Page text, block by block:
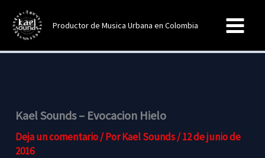
contenido
Productor de Musica Urbana en Colombia
Kael Sounds – Evocacion Hielo
Deja un comentario/ PorKael Sounds/12 de junio de
2016